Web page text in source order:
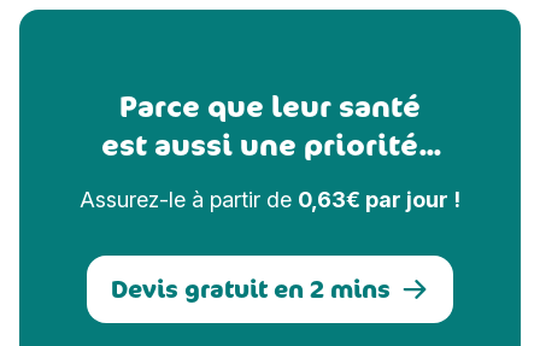
Parce que leur santé
est aussi une priorité...
Assurez-le à partir de 0,63€ par jour !
Devis gratuit en 2 mins